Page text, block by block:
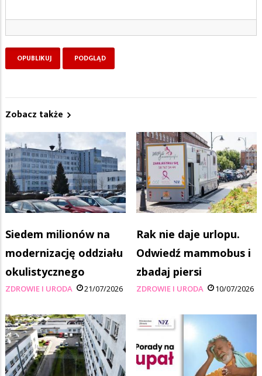
Zobacz także
Siedem milionów na
modernizację oddziału
okulistycznego
ZDROWIE I URODA 21/07/2026
Rak nie daje urlopu.
Odwiedź mammobus i
zbadaj piersi
ZDROWIE I URODA 10/07/2026